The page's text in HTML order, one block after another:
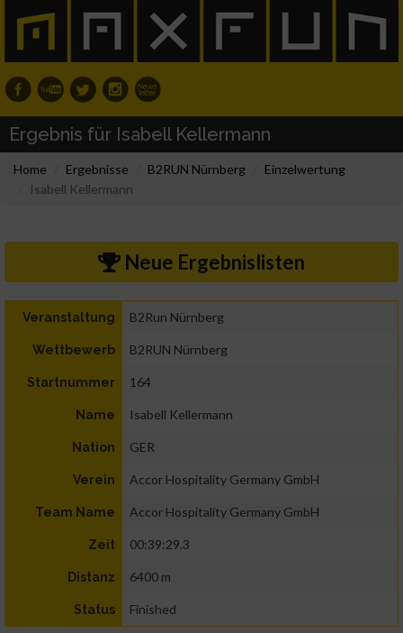
Ergebnis für Isabell Kellermann
Home Ergebnisse B2RUN Nürnberg
Einzelwertung
Isabell Kellermann
Neue Ergebnislisten
Veranstaltung B2Run Nürnberg
Wettbewerb B2RUN Nürnberg
Startnummer 164
Name Isabell Kellermann
Nation GER
Verein Accor Hospitality Germany GmbH
Team Name Accor Hospitality Germany GmbH
Zeit 00:39:29.3
Distanz 6400 m
Status Finished